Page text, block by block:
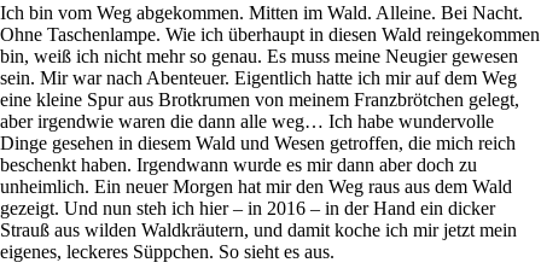
Ich bin vom Weg abgekommen. Mitten im Wald. Alleine. Bei Nacht.
Ohne Taschenlampe. Wie ich überhaupt in diesen Wald reingekommen
bin, weiß ich nicht mehr so genau. Es muss meine Neugier gewesen
sein. Mir war nach Abenteuer. Eigentlich hatte ich mir auf dem Weg
eine kleine Spur aus Brotkrumen von meinem Franzbrötchen gelegt,
aber irgendwie waren die dann alle weg… Ich habe wundervolle
Dinge gesehen in diesem Wald und Wesen getroffen, die mich reich
beschenkt haben. Irgendwann wurde es mir dann aber doch zu
unheimlich. Ein neuer Morgen hat mir den Weg raus aus dem Wald
gezeigt. Und nun steh ich hier – in 2016 – in der Hand ein dicker
Strauß aus wilden Waldkräutern, und damit koche ich mir jetzt mein
eigenes, leckeres Süppchen. So sieht es aus.